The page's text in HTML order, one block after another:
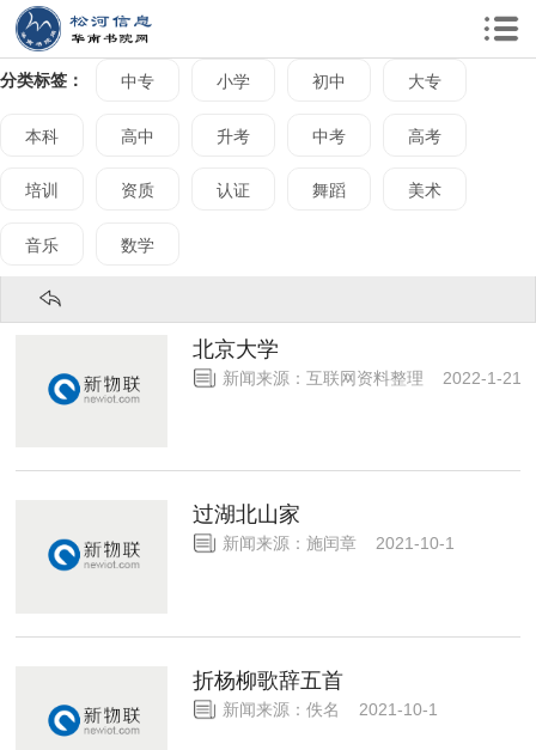
分类标签： 中专 小学 初中 大专
本科 高中 升考 中考 高考
培训 资质 认证 舞蹈 美术
音乐 数学
北京大学
新闻来源：互联网资料整理 2022-1-
过湖北山家
新闻来源：施闰章 2021-10-1
折杨柳歌辞五首
新闻来源：佚名 2021-10-1